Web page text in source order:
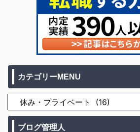
カテゴリーMENU
ブログ管理人